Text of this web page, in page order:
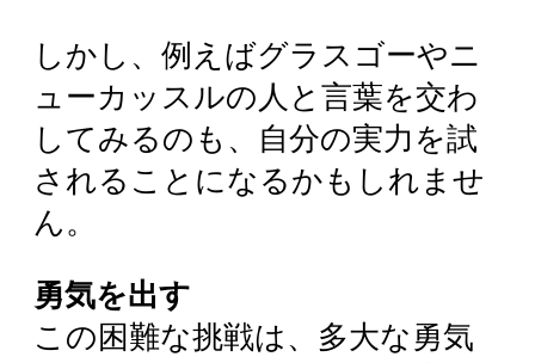
しかし、例えばグラスゴーやニ
ューカッスルの人と言葉を交わ
してみるのも、自分の実力を試
されることになるかもしれませ
ん。
勇気を出す
この困難な挑戦は、多大な勇気